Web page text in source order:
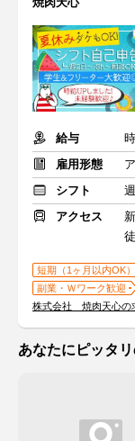
給与
雇用形態
シフト
アクセス
短期（1ヶ月以内OK）
副業・Ｗワーク歓迎
株式会社 焼肉天心の
あなたにピッタ